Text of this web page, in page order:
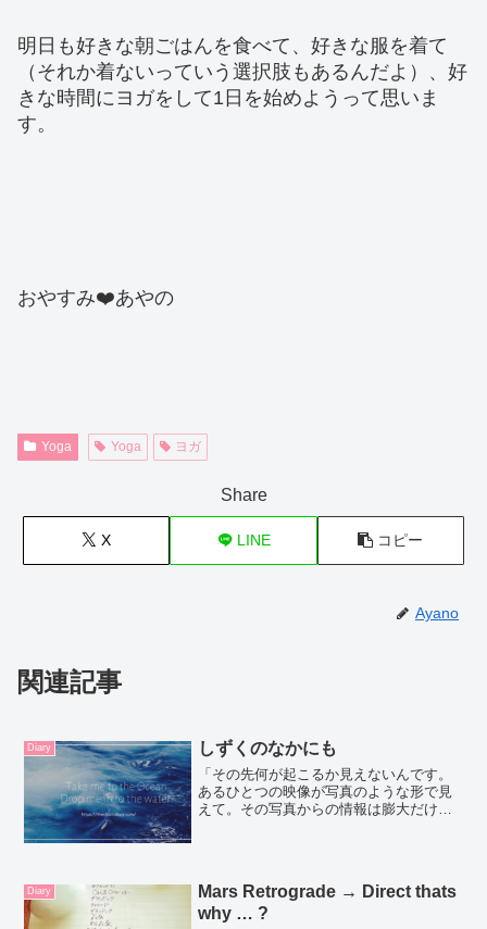
明日も好きな朝ごはんを食べて、好きな服を着て
（それか着ないっていう選択肢もあるんだよ）、好
きな時間にヨガをして1日を始めようって思いま
す。
おやすみ❤️あやの
Yoga Yoga ヨガ
Share
X LINE コピー
Ayano
関連記事
Diary しずくのなかにも
「その先何が起こるか見えないんです。
あるひとつの映像が写真のような形で見
えて。その写真からの情報は膨大だけ
Diary
Mars Retrograde → Direct thats
why … ?